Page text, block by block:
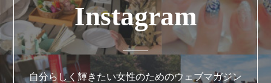
Instagram
自分らしく輝きたい女性のためのウェブマガジン